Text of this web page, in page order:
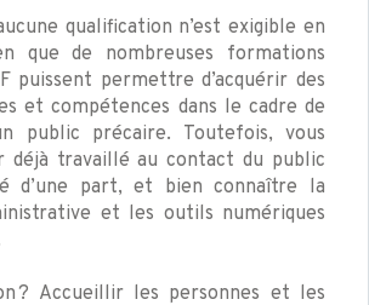
qualification n’est exigible en
que de nombreuses formations
puissent permettre d’acquérir des
et compétences dans le cadre de
public précaire. Toutefois, vous
déjà travaillé au contact du public
d’une part, et bien connaître la
et les outils numériques
? Accueillir les personnes et les